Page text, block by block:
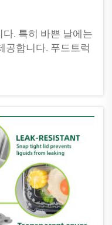
. 특히 바쁜 날에는
공합니다. 푸드트럭
하기 위해 고품질
탁월한 선택은 클램
견고...